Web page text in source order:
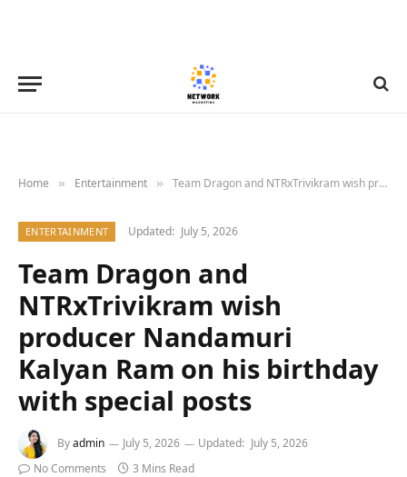
Home » Entertainment » Team Dragon and NTRxTrivikram wish producer Nandamuri Kalyan Ram on his birthday with special posts
ENTERTAINMENT Updated: July 5, 2026
Team Dragon and
NTRxTrivikram wish
producer Nandamuri
Kalyan Ram on his birthday
with special posts
Byadmin July 5, 2026 Updated: July 5, 2026
No Comments
3 Mins Read